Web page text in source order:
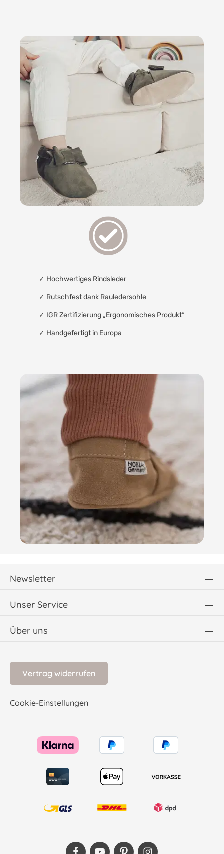
✓ Hochwertiges Rindsleder
✓ Rutschfest dank Rauledersohle
✓ IGR Zertifizierung „Ergonomisches Produkt“
✓ Handgefertigt in Europa
Newsletter
Unser Service
Über uns
Vertrag widerrufen
Cookie-Einstellungen